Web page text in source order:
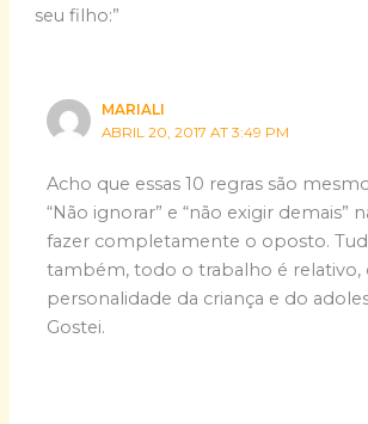
seu filho:”
MARIALI
ABRIL 20, 2017 AT 3:49 PM
Acho que essas 10 regras são
“Não ignorar” e “não exigir demais”
fazer completamente o oposto.
também, todo o trabalho é relativo,
personalidade da criança e do
Gostei.